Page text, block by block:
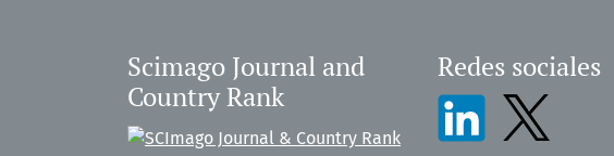
Scimago Journal and
Country Rank
Redes sociales